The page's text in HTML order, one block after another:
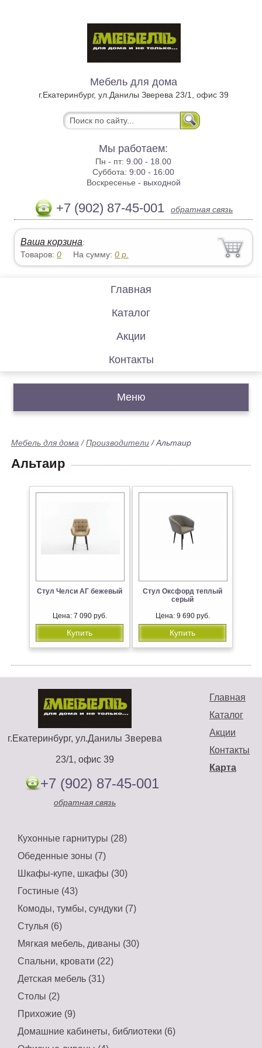
Мебель для дома
г.Екатеринбург, ул.Данилы Зверева 23/1, офис 39
Мы работаем:
Пн - пт:9.00 - 18.00
Суббота:9:00 - 16:00
Воскресенье - выходной
+7 (902) 87-45-001 обратная связь
Ваша корзина:
Товаров:0 На сумму:0 р.
Главная
Каталог
Акции
Контакты
Меню
Мебель для дома /Производители /Альтаир
Альтаир
Стул Челси АГ бежевый
Цена: 7 090 руб.
Купить
Стул Оксфорд теплый
серый
Цена: 9 690 руб.
Купить
Главная
Каталог
Акции
Контакты
Карта
г.Екатеринбург, ул.Данилы Зверева
23/1, офис 39
+7 (902) 87-45-001
обратная связь
Кухонные гарнитуры (28)
Обеденные зоны (7)
Шкафы-купе, шкафы (30)
Гостиные (43)
Комоды, тумбы, сундуки (7)
Стулья (6)
Мягкая мебель, диваны (30)
Спальни, кровати (22)
Детская мебель (31)
Столы (2)
Прихожие (9)
Домашние кабинеты, библиотеки (6)